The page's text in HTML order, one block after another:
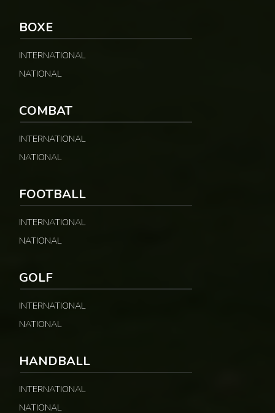
BOXE
INTERNATIONAL
NATIONAL
COMBAT
INTERNATIONAL
NATIONAL
FOOTBALL
INTERNATIONAL
NATIONAL
GOLF
INTERNATIONAL
NATIONAL
HANDBALL
INTERNATIONAL
NATIONAL